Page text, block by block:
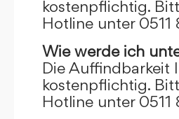
kostenpflichtig.
Hotline unter
Wie werde ich
Die Auffindbarkeit
kostenpflichtig.
Hotline unter